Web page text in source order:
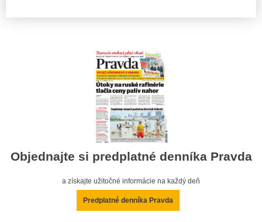
Objednajte si predplatné denníka Pravda
a získajte užitočné informácie na každý deň
Predplatné denníka Pravda